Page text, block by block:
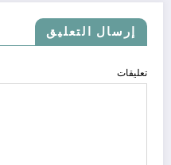
إرسال التعليق
تعليقات